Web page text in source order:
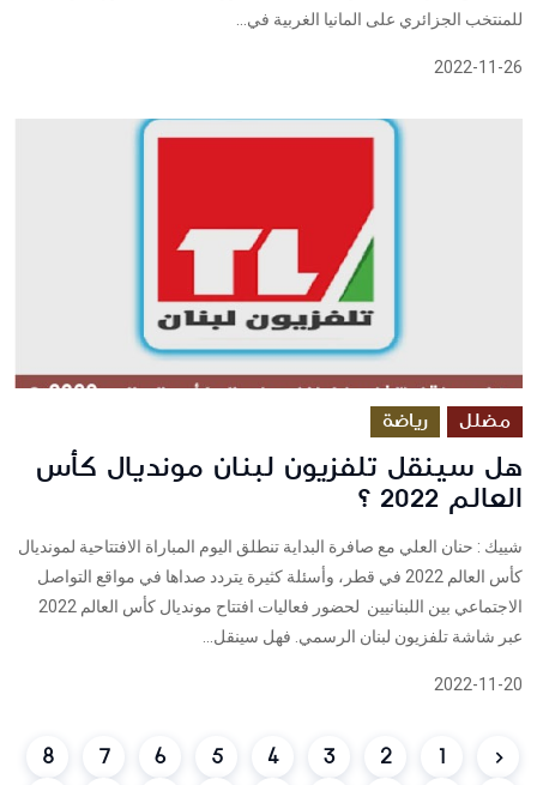
للمنتخب الجزائري على المانيا الغربية في...
2022-11-26
مضلل رياضة
هل سينقل تلفزيون لبنان مونديال كأس
العالم 2022 ؟
شييك : حنان العلي مع صافرة البداية تنطلق اليوم المباراة الافتتاحية لمونديال
كأس العالم 2022 في قطر، وأسئلة كثيرة يتردد صداها في مواقع التواصل
الاجتماعي بين اللبنانيين لحضور فعاليات افتتاح مونديال كأس العالم 2022
عبر شاشة تلفزيون لبنان الرسمي. فهل سينقل...
2022-11-20
1
2
3
4
5
6
7
8